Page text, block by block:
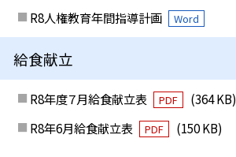
R8人権教育年間指導計画 Word
給食献立
R8年度７月給食献立表 PDF
(364 KB)
R8年6月給食献立表
PDF (150 KB)